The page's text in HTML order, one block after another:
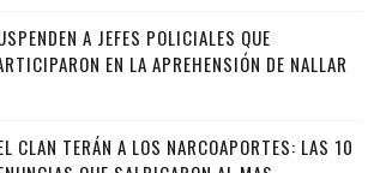
A JEFES POLICIALES QUE
EN LA APREHENSIÓN DE NALLAR
CLAN TERÁN A LOS NARCOAPORTES: LAS 10